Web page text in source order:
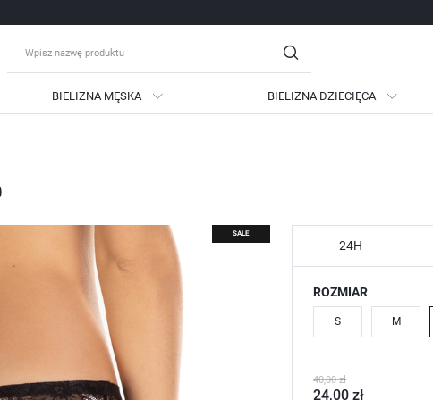
Zapomniałem hasła
podgląd historii zakupów
brak konieczności
możliwość otrzymania rabatów i
BIELIZNA MĘSKA BIELIZNA DZIECIĘCA
SALE
24H
ROZMIAR
S M
40,00 zł
24,00 zł